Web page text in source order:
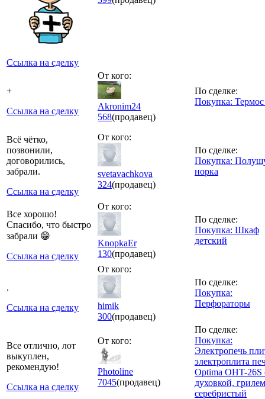
Ссылка на сделку
+
Ссылка на сделку
От кого:
Akronim24
568(продавец)
По сделке:
Покупка:
Всё чётко,
позвонили,
договорились,
забрали.
Ссылка на сделку
От кого:
svetavachkova
324(продавец)
По сделке:
Покупка:
норка
Все хорошо!
Спасибо, что быстро
забрали 😁
Ссылка на сделку
От кого:
KnopkaEr
130(продавец)
По сделке:
Покупка: Шкаф
детский
.
Ссылка на сделку
От кого:
himik
300(продавец)
По сделке:
Покупка:
Перфораторы
Все отлично, лот
выкуплен,
рекомендую!
Ссылка на сделку
От кого:
Photoline
7045(продавец)
По сделке:
Покупка:
Электропечь
электроплита
Optimа OHT-26S
духовкой,
серебристый